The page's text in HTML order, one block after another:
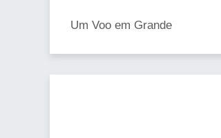
Um Voo em Grande